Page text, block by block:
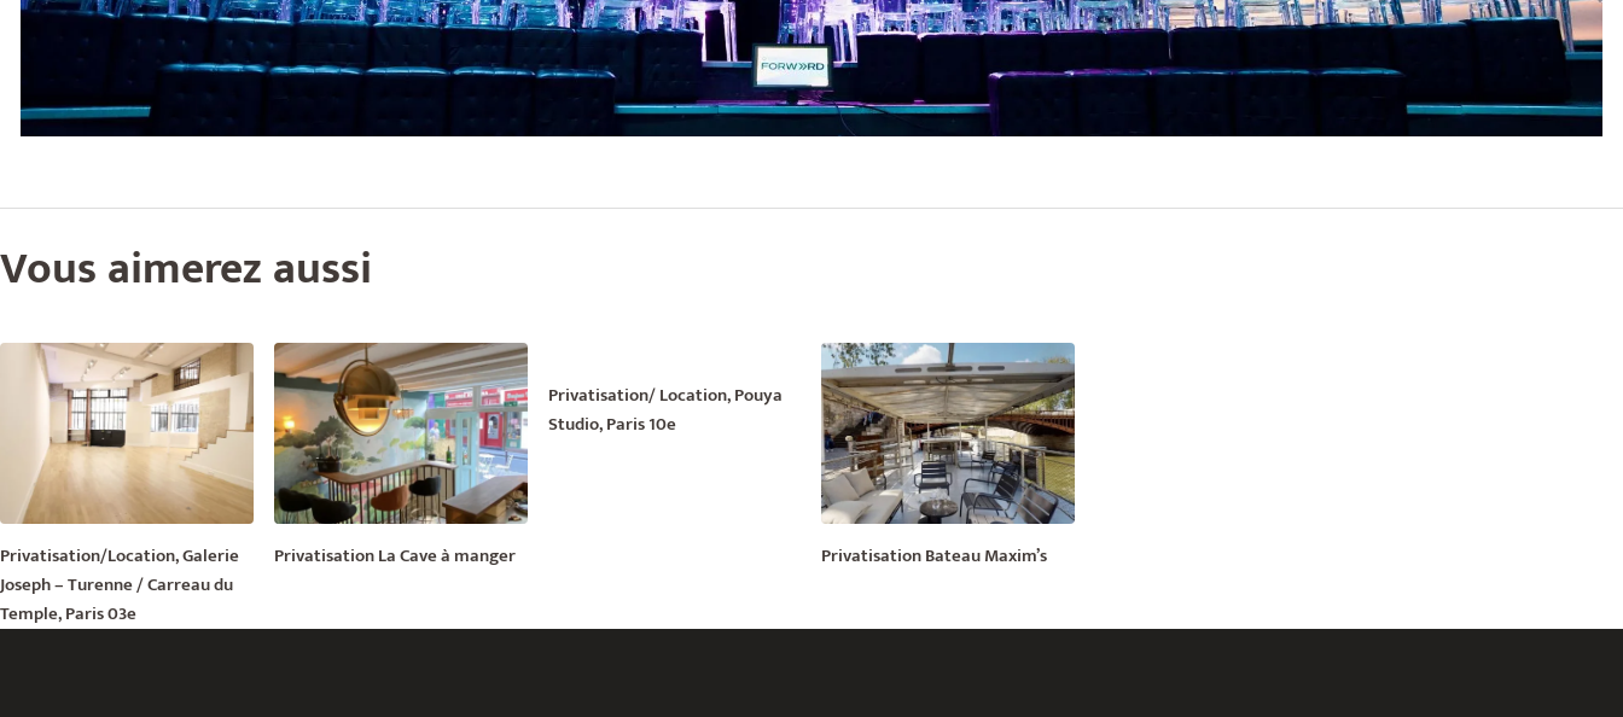
Vous aimerez aussi
Privatisation/Location, Galerie
Joseph – Turenne / Carreau du
Temple, Paris 03e
Privatisation La Cave à manger
Privatisation/ Location, Pouya
Studio, Paris 10e
Privatisation Bateau Maxim’s